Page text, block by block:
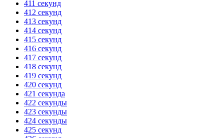
411 секунд
412 секунд
413 секунд
414 секунд
415 секунд
416 секунд
417 секунд
418 секунд
419 секунд
420 секунд
421 секунда
422 секунды
423 секунды
424 секунды
425 секунд